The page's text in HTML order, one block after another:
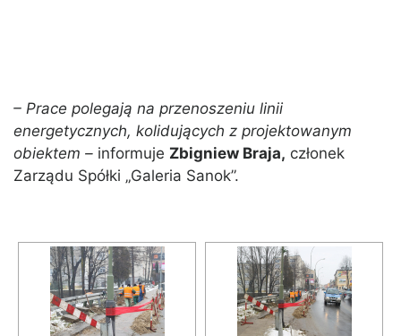
– Prace polegają na przenoszeniu linii
energetycznych, kolidujących z projektowanym
obiektem – informuje Zbigniew Braja, członek
Zarządu Spółki „Galeria Sanok”.